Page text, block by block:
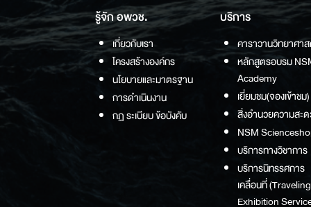
รู้จัก อพวช.
เกี่ยวกับเรา
โครงสร้างองค์กร
นโยบายและมาตรฐาน
การดำเนินงาน
กฏ ระเบียบ ข้อบังคับ
บริการ
คาราวานวิทยาศา
หลักสูตรอบรม
Academy
เยี่ยมชม(จองเข้าชม)
สิ่งอำนวยความสะ
NSM
บริการทางวิชาการ
บริการนิทรรศการ
เคลื่อนที่ (Traveling
Exhibition